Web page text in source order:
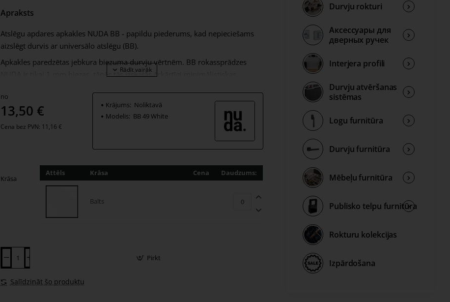
Apraksts
Atslēgu apdares apkakles NUDA BB - papildu piederums, kad nepieciešams
aizslēgt durvis ar universālo atslēgu (BB).
Apkakles paredzētas jebkura biezuma durvju vērtnēm. BB rokassprādzes
NUDA ir tikai 1 mm biezas, tāpēc tās izskatās ārkārtīgi minimālistiskas.
no
13,50 €
Cena bez PVN: 11,16 €
Krājums: Noliktavā
Modelis: BB 49 White
Krāsa
Attēls Krāsa Cena Daudzums:
Balts
Pirkt
Salīdzināt šo produktu
Durvju rokturi
Аксессуары для
дверных ручек
Interjera profili
Durvju atvēršanas
sistēmas
Logu furnitūra
Durvju furnitūra
Mēbeļu furnitūra
Publisko telpu furnitūra
Rokturu kolekcijas
Izpārdošana